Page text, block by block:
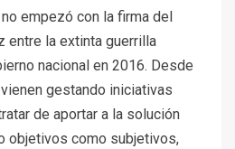
empezó con la firma del
entre la extinta guerrilla
nacional en 2016. Desde
gestando iniciativas
de aportar a la solución
objetivos como subjetivos,